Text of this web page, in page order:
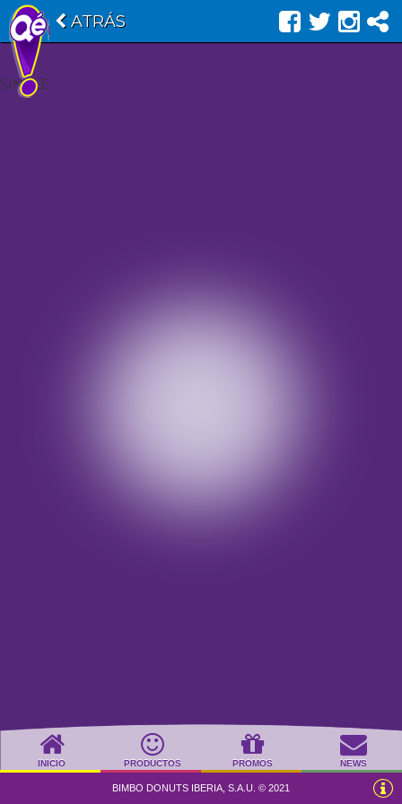
ATRÁS
SINGLE
INICIO PRODUCTOS PROMOS NEWS
BIMBO DONUTS IBERIA, S.A.U. © 2021